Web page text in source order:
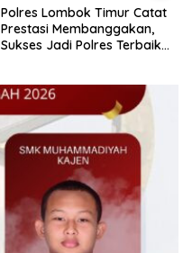
Polres Lombok Timur Catat
Prestasi Membanggakan,
Sukses Jadi Polres Terbaik